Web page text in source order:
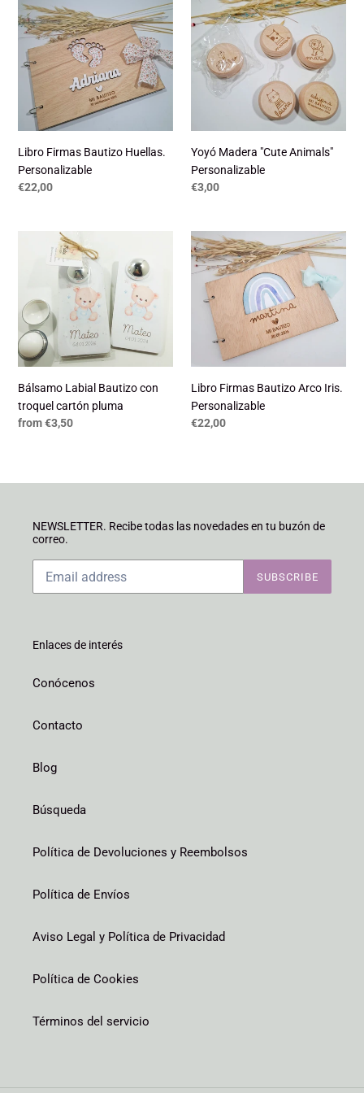
c
t
i
o
:
Libro
Firmas
Bautizo
Huellas.
Personalizable
Libro Firmas Bautizo Huellas.
Personalizable
Regular
€22,00
Madera
"Cute
Animals"
Personalizable
Yoyó Madera "Cute Animals"
Personalizable
Regular
€3,00
Bálsamo
troquel
cartón
pluma
Bálsamo Labial Bautizo con
troquel cartón pluma
Regular
from €3,50
Libro
Firmas
Bautizo
Arco
Iris.
Personalizable
Libro Firmas Bautizo Arco Iris.
Personalizable
Regular
€22,00
NEWSLETTER. Recibe todas las novedades en tu buzón de
correo.
SUBSCRIBE
Enlaces de interés
Conócenos
Contacto
Blog
Búsqueda
Política de Devoluciones y Reembolsos
Política de Envíos
Aviso Legal y Política de Privacidad
Política de Cookies
Términos del servicio